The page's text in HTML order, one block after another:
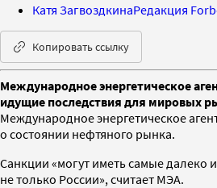
Катя ЗагвоздкинаРедакция
Копировать ссылку
Международное энергетическое
идущие последствия для мировых
Международное энергетическое
о состоянии нефтяного рынка.
Санкции «могут иметь самые далеко
не только России», считает МЭА.